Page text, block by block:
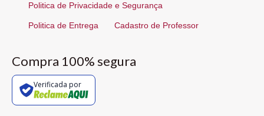
Politica de Privacidade e Segurança
Politica de Entrega Cadastro de Professor
Compra 100% segura
Verificada por